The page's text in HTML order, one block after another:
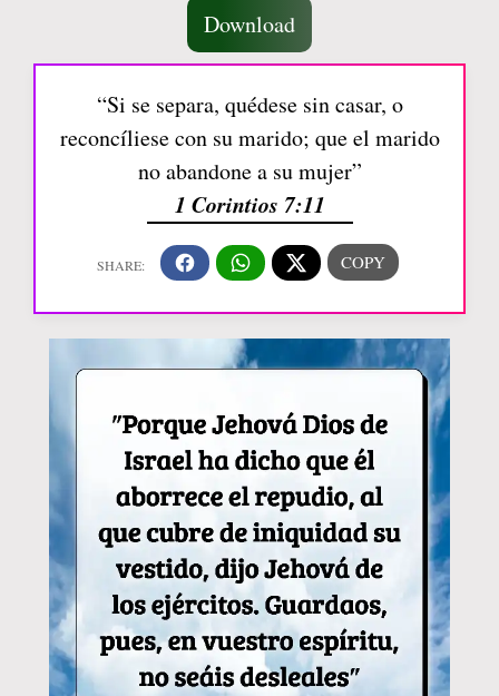
Download
“Si se separa, quédese sin casar, o
reconcíliese con su marido; que el marido
no abandone a su mujer”
1 Corintios 7:11